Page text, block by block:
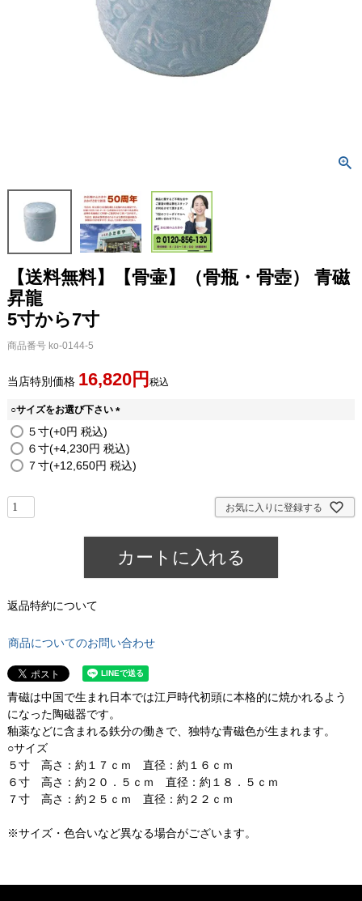
【送料無料】【骨壷】（骨瓶・骨壺） 青磁
昇龍
5寸から7寸
商品番号 ko-0144-5
当店特別価格 16,820 税込
○サイズをお選び下さい
必
須
)
５寸 +0
税込
６寸 +4,230
税込
７寸 +12,650 税込
お気に入りに登録する
カートに入れる
返品特約について
商品についてのお問い合わせ
青磁は中国で生まれ日本では江戸時代初頭に本格的に焼かれるよう
になった陶磁器です。
釉薬などに含まれる鉄分の働きで、独特な青磁色が生まれます。
○サイズ
５寸 高さ：約１７ｃｍ 直径：約１６ｃｍ
６寸 高さ：約２０．５ｃｍ 直径：約１８．５ｃｍ
７寸 高さ：約２５ｃｍ 直径：約２２ｃｍ
※サイズ・色合いなど異なる場合がございます。